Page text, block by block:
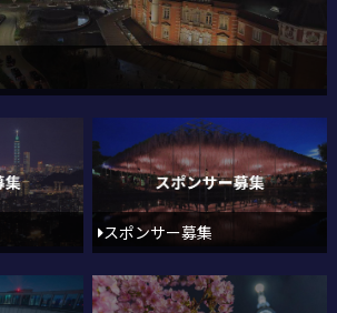
スポンサー募集